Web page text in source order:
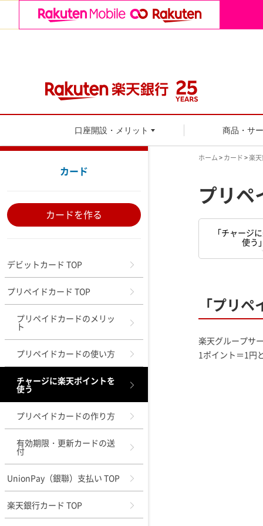
口座開設・メリット 商品・サ
カード
カードを作る
デビットカード TOP
プリペイドカード TOP
プリペイドカードのメリッ
ト
プリペイドカードの使い方
チャージに楽天ポイントを
使う
プリペイドカードの作り方
有効期限・更新カードの送
付
UnionPay（銀聯）支払い TOP
楽天銀行カード TOP
ホーム>カード>楽
プリペ
「チャージ
使う
「プリ
楽天グループサ
1ポイント＝1円